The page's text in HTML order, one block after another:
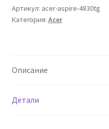
Acer
Aspire
языке
Артикул: acer-aspire-4830tg
Категория: Acer
Описание
Детали